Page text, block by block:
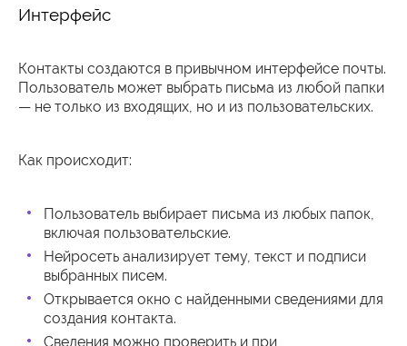
Интерфейс
Контакты создаются в привычном интерфейсе почты.
Пользователь может выбрать письма из любой папки
— не только из входящих, но и из пользовательских.
Как происходит:
Пользователь выбирает письма из любых папок,
включая пользовательские.
Нейросеть анализирует тему, текст и подписи
выбранных писем.
Открывается окно с найденными сведениями для
создания контакта.
Сведения можно проверить и при